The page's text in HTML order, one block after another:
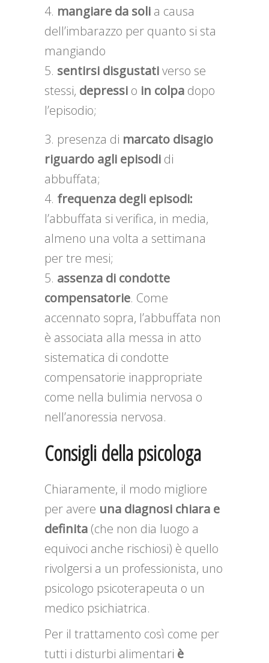
mangiare da soli a causa
dell’imbarazzo per quanto si sta
mangiando
sentirsi disgustativerso se
stessi, depressi o in colpa dopo
l’episodio;
presenza di marcato disagio
riguardo agli episodi di
abbuffata;
frequenza degli episodi:
l’abbuffata si verifica, in media,
almeno una volta a settimana
per tre mesi;
assenza di condotte
compensatorie. Come
accennato sopra, l’abbuffata non
è associata alla messa in atto
sistematica di condotte
compensatorie inappropriate
come nella bulimia nervosa o
nell’anoressia nervosa.
Consigli della psicologa
Chiaramente, il modo migliore
per avere una diagnosi chiara e
definita (che non dia luogo a
equivoci anche rischiosi) è quello
rivolgersi a un professionista, uno
psicologo psicoterapeuta o un
medico psichiatrica.
Per il trattamento così come per
tutti i disturbi alimentari è